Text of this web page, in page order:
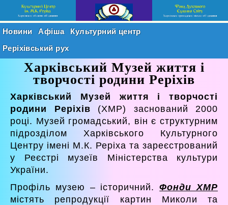
Новини Афіша
Культурний центр
Реріхівський рух
Харківський Музей життя і
творчості родини Реріхів
Харківський Музей життя і творчості
родини Реріхів (ХМР) заснований 2000
році. Музей громадський, він є структурним
підрозділом Харківського Культурного
Центру імені М.К. Реріха та зареєстрований
у Реєстрі музеїв Міністерства культури
України.
Профіль музею – історичний.Фонди ХМР
містять репродукції картин Миколи та